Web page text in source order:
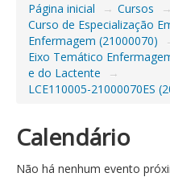
Página inicial → Cursos
→
Curso de Especialização
Enfermagem (21000070)
Eixo Temático
e do Lactente
→
LCE110005-21000070ES
Calendário
Não há nenhum evento